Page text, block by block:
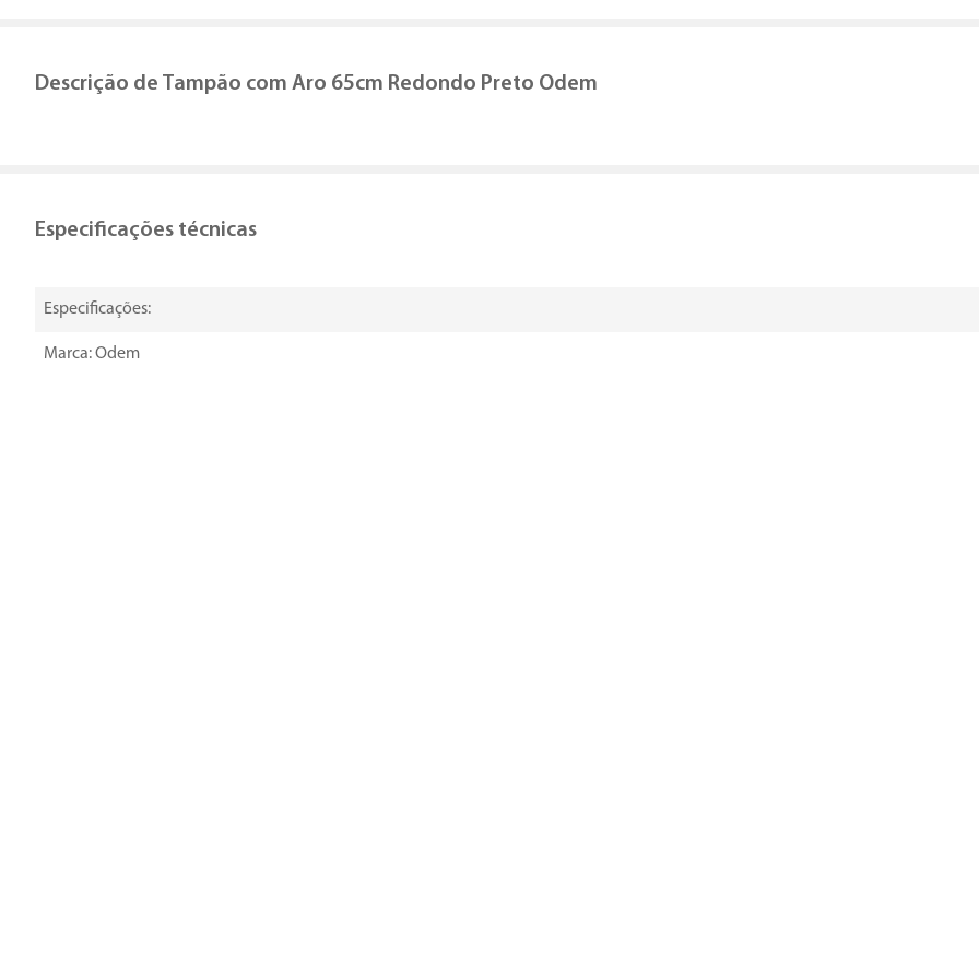
Descrição de Tampão com Aro 65cm Redondo Preto Odem
Especificações técnicas
Especificações:
Marca: Odem